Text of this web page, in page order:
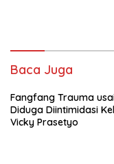
Baca Juga
Fangfang Trauma
Diduga Diintimidasi
Vicky Prasetyo